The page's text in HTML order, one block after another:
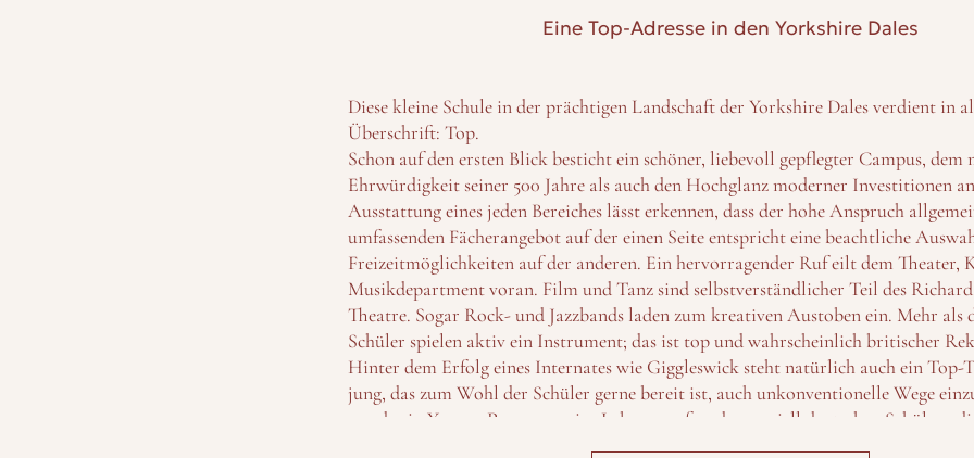
Eine Top-Adresse in den Yorkshire Dales
Diese kleine Schule in der prächtigen Landschaft der Yorkshire Dales verdient in
Überschrift: Top.
Schon auf den ersten Blick besticht ein schöner, liebevoll gepflegter Campus, dem
Ehrwürdigkeit seiner 500 Jahre als auch den Hochglanz moderner Investitionen
Ausstattung eines jeden Bereiches lässt erkennen, dass der hohe Anspruch
umfassenden Fächerangebot auf der einen Seite entspricht eine beachtliche
Freizeitmöglichkeiten auf der anderen. Ein hervorragender Ruf eilt dem Theater,
Musikdepartment voran. Film und Tanz sind selbstverständlicher Teil des
Theatre. Sogar Rock- und Jazzbands laden zum kreativen Austoben ein. Mehr
Schüler spielen aktiv ein Instrument; das ist top und wahrscheinlich britischer
Hinter dem Erfolg eines Internates wie Giggleswick steht natürlich auch ein Top-
jung, das zum Wohl der Schüler gerne bereit ist, auch unkonventionelle Wege
wurde ein Year-11-Programm ins Leben gerufen, das speziell deutschen Schülern